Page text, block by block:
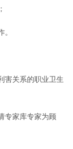
。
害关系的职业卫生
专家库专家为顾